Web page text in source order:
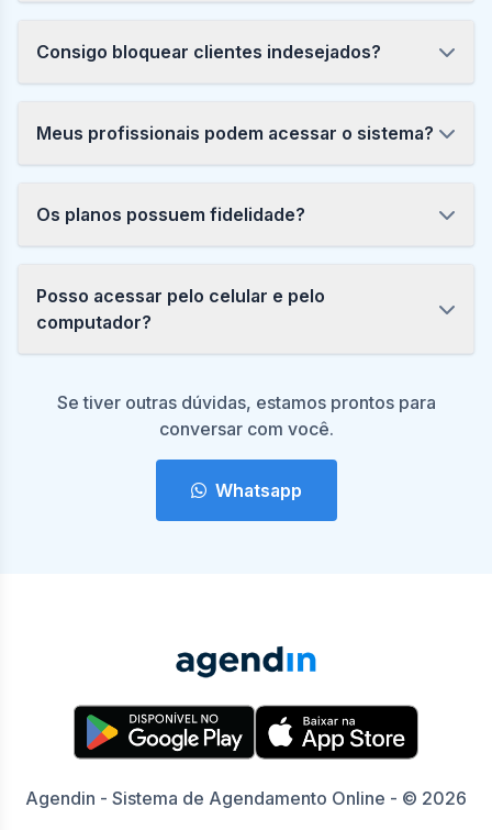
Consigo bloquear clientes indesejados?
Meus profissionais podem acessar o sistema?
Os planos possuem fidelidade?
Posso acessar pelo celular e pelo
computador?
Se tiver outras dúvidas, estamos prontos para
conversar com você.
Whatsapp
Agendin - Sistema de Agendamento Online - © 2026